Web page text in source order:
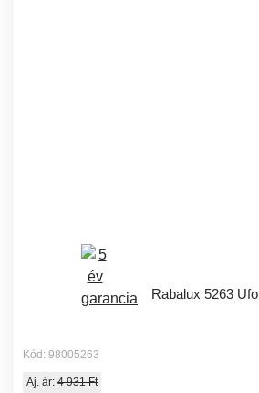
Rabalux 5263 Ufo
Kód: 98005263
Aj. ár: 4 931 Ft